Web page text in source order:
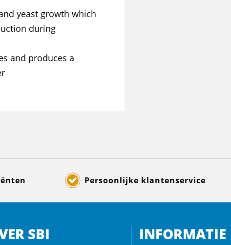
yeast growth which
during
and produces a
Persoonlijke klantenservice
SBI INFORMATIE